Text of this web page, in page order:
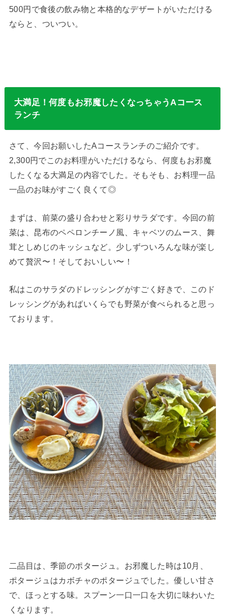
500円で食後の飲み物と本格的なデザートがいただける
ならと、ついつい。
大満足！何度もお邪魔したくなっちゃうAコース
ランチ
さて、今回お願いしたAコースランチのご紹介です。
2,300円でこのお料理がいただけるなら、何度もお邪魔
したくなる大満足の内容でした。そもそも、お料理一品
一品のお味がすごく良くて◎
まずは、前菜の盛り合わせと彩りサラダです。今回の前
菜は、昆布のペペロンチーノ風、キャベツのムース、舞
茸としめじのキッシュなど。少しずついろんな味が楽し
めて贅沢〜！そしておいしい〜！
私はこのサラダのドレッシングがすごく好きで、このド
レッシングがあればいくらでも野菜が食べられると思っ
ております。
二品目は、季節のポタージュ。お邪魔した時は10月、
ポタージュはカボチャのポタージュでした。優しい甘さ
で、ほっとする味。スプーン一口一口を大切に味わいた
くなります。